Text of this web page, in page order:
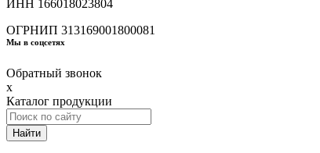
ИНН 166018023804
ОГРНИП 313169001800081
Мы в соцсетях
Обратный звонок
x
Каталог продукции
Найти